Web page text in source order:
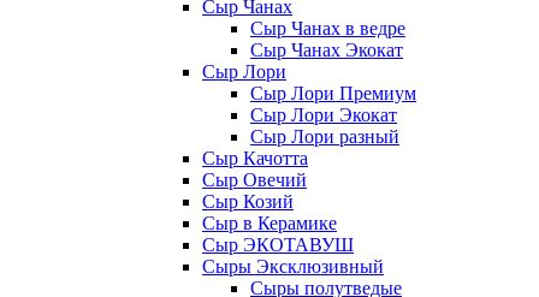
Сыр Чанах
Сыр Чанах в ведре
Сыр Чанах Экокат
Сыр Лори
Сыр Лори Премиум
Сыр Лори Экокат
Сыр Лори разный
Сыр Качотта
Сыр Овечий
Сыр Козий
Сыр в Керамике
Сыр ЭКОТАВУШ
Сыры Эксклюзивный
Сыры полутведые